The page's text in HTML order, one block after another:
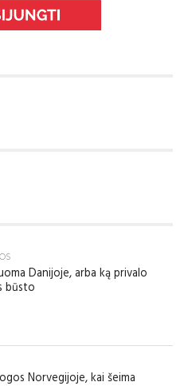
Danijoje, arba ką privalo
būsto
Norvegijoje, kai šeima